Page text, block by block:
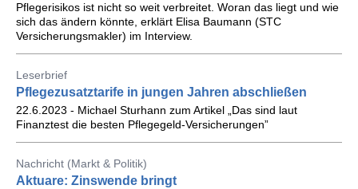
Pflegerisikos ist nicht so weit verbreitet. Woran das liegt und wie
sich das ändern könnte, erklärt Elisa Baumann (STC
Versicherungsmakler) im Interview.
Leserbrief
Pflegezusatztarife in jungen Jahren abschließen
22.6.2023 - Michael Sturhann zum Artikel „Das sind laut
Finanztest die besten Pflegegeld-Versicherungen”
Nachricht (Markt & Politik)
Aktuare: Zinswende bringt